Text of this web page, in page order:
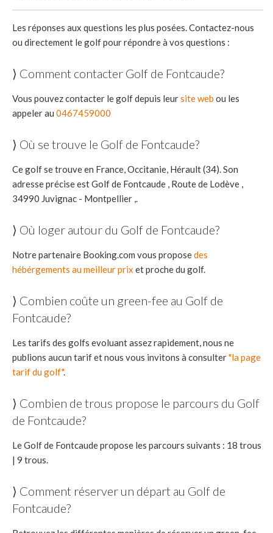
Les réponses aux questions les plus posées. Contactez-nous
ou directement le golf pour répondre à vos questions :
⟩ Comment contacter Golf de Fontcaude?
Vous pouvez contacter le golf depuis leursite web ou les
appeler au 0467459000
⟩ Où se trouve le Golf de Fontcaude?
Ce golf se trouve en France, Occitanie, Hérault (34). Son
adresse précise est Golf de Fontcaude , Route de Lodève ,
34990 Juvignac - Montpellier ,.
⟩ Où loger autour du Golf de Fontcaude?
Notre partenaire Booking.com vous proposedes
hébérgements au meilleur prix et proche du golf.
⟩ Combien coûte un green-fee au Golf de
Fontcaude?
Les tarifs des golfs evoluant assez rapidement, nous ne
publions aucun tarif et nous vous invitons à consulter"la page
tarif du golf".
⟩ Combien de trous propose le parcours du Golf
de Fontcaude?
Le Golf de Fontcaude propose les parcours suivants : 18 trous
| 9 trous.
⟩ Comment réserver un départ au Golf de
Fontcaude?